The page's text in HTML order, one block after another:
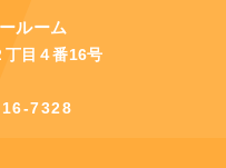
ルーム
目４番16号
7328